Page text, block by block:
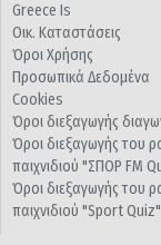
Greece Is
Οικ. Καταστάσεις
Όροι Χρήσης
Προσωπικά Δεδομένα
Cookies
Όροι διεξαγωγής
Όροι διεξαγωγής του
παιχνιδιού "ΣΠΟΡ FM
Όροι διεξαγωγής του
παιχνιδιού "Sport Quiz"